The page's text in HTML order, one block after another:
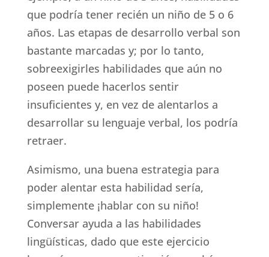
que podría tener recién un niño de 5 o 6
años. Las etapas de desarrollo verbal son
bastante marcadas y; por lo tanto,
sobreexigirles habilidades que aún no
poseen puede hacerlos sentir
insuficientes y, en vez de alentarlos a
desarrollar su lenguaje verbal, los podría
retraer.
Asimismo, una buena estrategia para
poder alentar esta habilidad sería,
simplemente ¡hablar con su niño!
Conversar ayuda a las habilidades
lingüísticas, dado que este ejercicio